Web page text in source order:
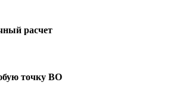
расчет
точку ВО